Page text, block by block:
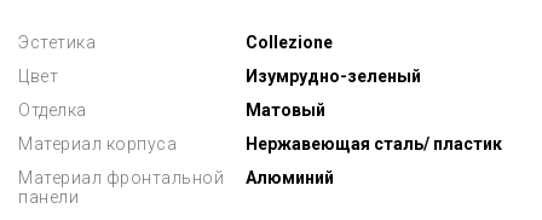
Эстетика
Collezione
Цвет
Изумрудно-зеленый
Отделка
Матовый
Материал корпуса
Нержавеющая сталь/ пластик
Материал фронтальной
панели
Алюминий